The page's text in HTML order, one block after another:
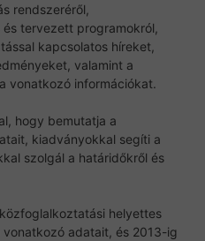
rendszeréről,
tervezett programokról,
kapcsolatos híreket,
valamint a
vonatkozó információkat.
hogy bemutatja a
kiadványokkal segíti a
szolgál a határidőkről és
helyettes
adatait, és 2013-ig